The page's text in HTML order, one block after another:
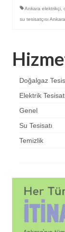
Ankara elektrikçi
su tesisatçısı Ankara
Doğalgaz
Elektrik
Genel
Su Tesisatı
Temizlik